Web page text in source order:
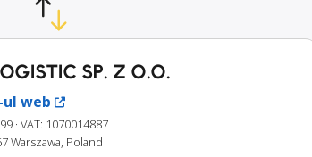
SP. Z O.O.
web
· VAT: 1070014887
Warszawa, Poland